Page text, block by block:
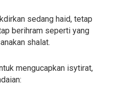
sedang haid, tetap
berihram seperti yang
shalat.
mengucapkan isytirat,